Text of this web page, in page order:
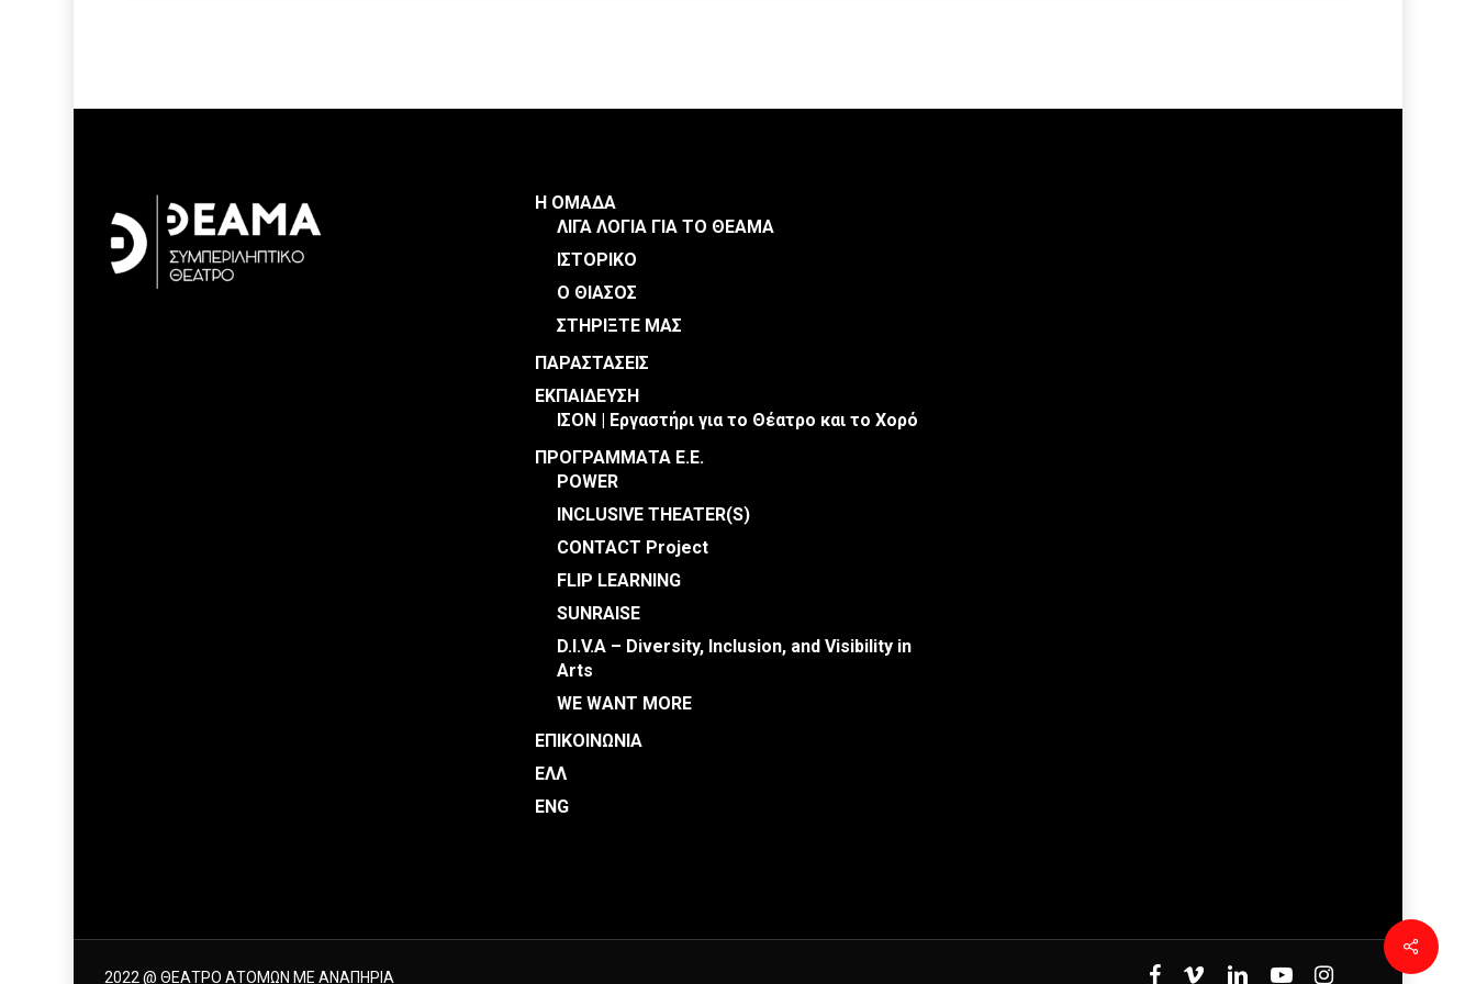
Η ΟΜΑΔΑ
ΛΙΓΑ ΛΟΓΙΑ ΓΙΑ ΤΟ ΘΕΑΜΑ
ΙΣΤΟΡΙΚΟ
Ο ΘΙΑΣΟΣ
ΣΤΗΡΙΞΤΕ ΜΑΣ
ΠΑΡΑΣΤΑΣΕΙΣ
ΕΚΠΑΙΔΕΥΣΗ
ΙΣΟΝ | Εργαστήρι για το Θέατρο και το Χορό
ΠΡΟΓΡΑΜΜΑΤΑ Ε.Ε.
POWER
INCLUSIVE THEATER(S)
CONTACT Project
FLIP LEARNING
SUNRAISE
D.I.V.A – Diversity, Inclusion, and Visibility in
Arts
WE WANT MORE
ΕΠΙΚΟΙΝΩΝΙΑ
ΕΛΛ
ENG
2022 @ ΘΕΑΤΡΟ ΑΤΟΜΩΝ ΜΕ ΑΝΑΠΗΡΙΑ facebook
vimeo linkedinyoutubeinstagram